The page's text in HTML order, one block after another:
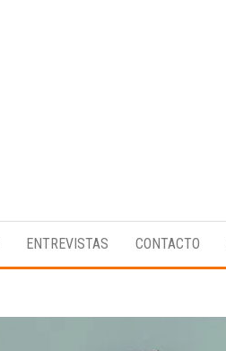
Magazine
digital
enfocado
cultura,
la
ENTREVISTAS CONTACTO